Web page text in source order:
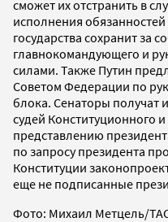
сможет их отстранить в
исполнения
государства сохранит за
главнокомандующего и
силами. Также Путин
Советом Федерации по
блока. Сенаторы получат
судей Конституционного
представлению
по запросу президента
Конституции
еще не подписанные
Фото: Михаил Метцель/